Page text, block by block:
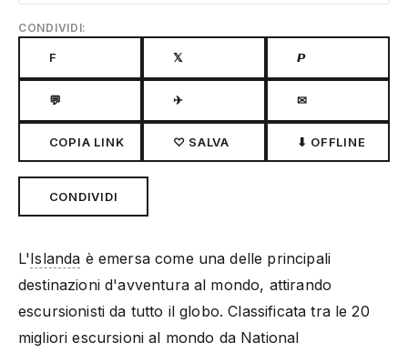
CONDIVIDI:
F 𝕏 𝙋
💬 ✈ ✉
COPIA LINK ♡ SALVA ⬇ OFFLINE
CONDIVIDI
L'Islanda è emersa come una delle principali
destinazioni d'avventura al mondo, attirando
escursionisti da tutto il globo. Classificata tra le 20
migliori escursioni al mondo da National